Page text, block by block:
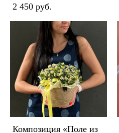
2 450 pуб.
Композиция «Поле из